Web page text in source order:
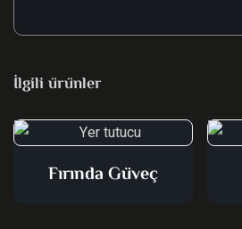
İlgili ürünler
Fırında Güveç